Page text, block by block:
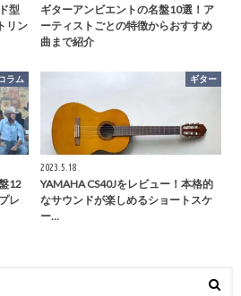
型
リン
ギターアンビエントの名盤10選！ア
ーティストごとの特徴からおすすめ
曲まで紹介
ラム
12
レ
ギター
2023.5.18
YAMAHA CS40Jをレビュー！本格的
なサウンドが楽しめるショートスケ
ー…